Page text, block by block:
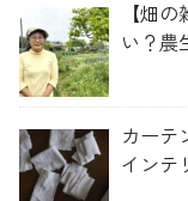
【畑
い？農
カーテ
インテ